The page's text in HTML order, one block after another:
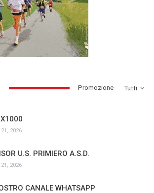
Tutti
­Promozione
2026
U.S. PRIMIERO A.S.D.
2026
CANALE WHATSAPP